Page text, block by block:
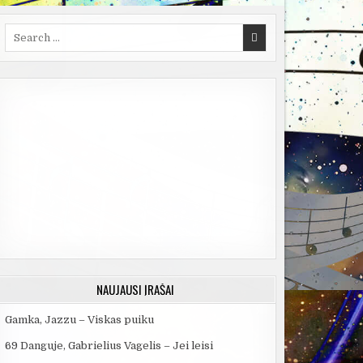
NAUJAUSI ĮRAŠAI
Gamka, Jazzu – Viskas puiku
69 Danguje, Gabrielius Vagelis – Jei leisi